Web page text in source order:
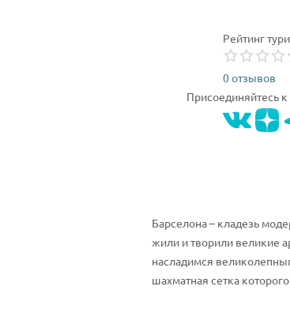
Рейтинг
0 отзывов
Присоединяйтесь к
Барселона – кладезь
жили и творили великие
насладимся
шахматная сетка